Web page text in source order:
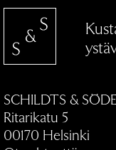
SCHILDTS &
Ritarikatu 5
00170 Helsinki